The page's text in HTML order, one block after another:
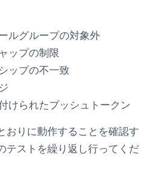
ルグループの対象外
ップの制限
ップの不一致
けられたプッシュトークン
おりに動作することを確認す
テストを繰り返し行ってくだ